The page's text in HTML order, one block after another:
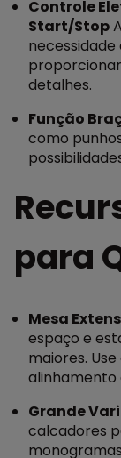
Controle
Start/Stop
detalhes.
Função
como
para
Mesa
espaço e
maiores.
alinhamento
Grande
calcadores